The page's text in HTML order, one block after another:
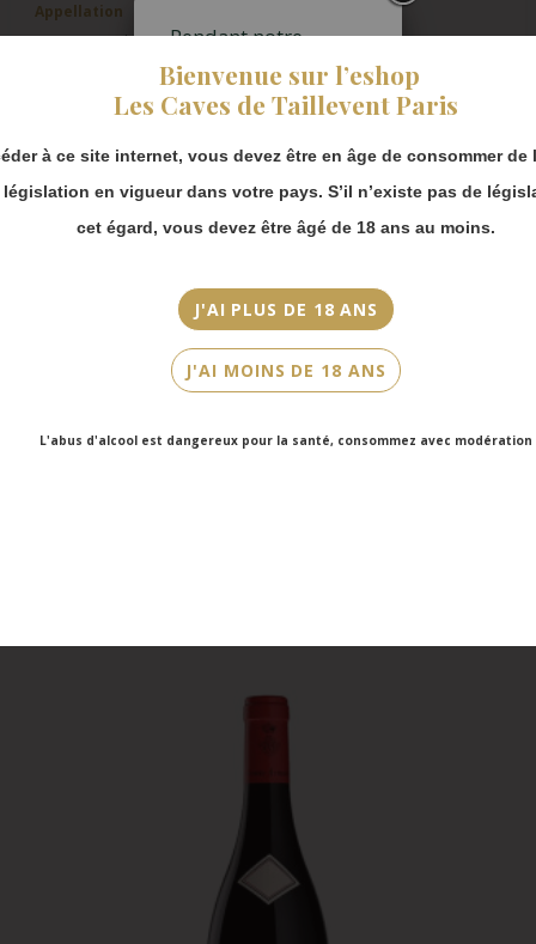
Bienvenue sur l’eshop
Les Caves de Taillevent Paris
à ce site internet, vous devez être en âge de consommer de
législation en vigueur dans votre pays. S’il n’existe pas de
cet égard, vous devez être âgé de 18 ans au moins.
J'AI PLUS DE 18 ANS
J'AI MOINS DE 18 ANS
L'abus d'alcool est dangereux pour la santé, consommez avec modération
Appellation
Bourgogne Aligoté
Blanc
150cl
Pendant notre
fermeture estivale,
vous pouvez
continuer à passer
Merci de bien
prendre en compte :
Les envois
partir du 31 août.
Les commandes
en click-and-
collect (cave
Faubourg Saint-
Victor Hugo)